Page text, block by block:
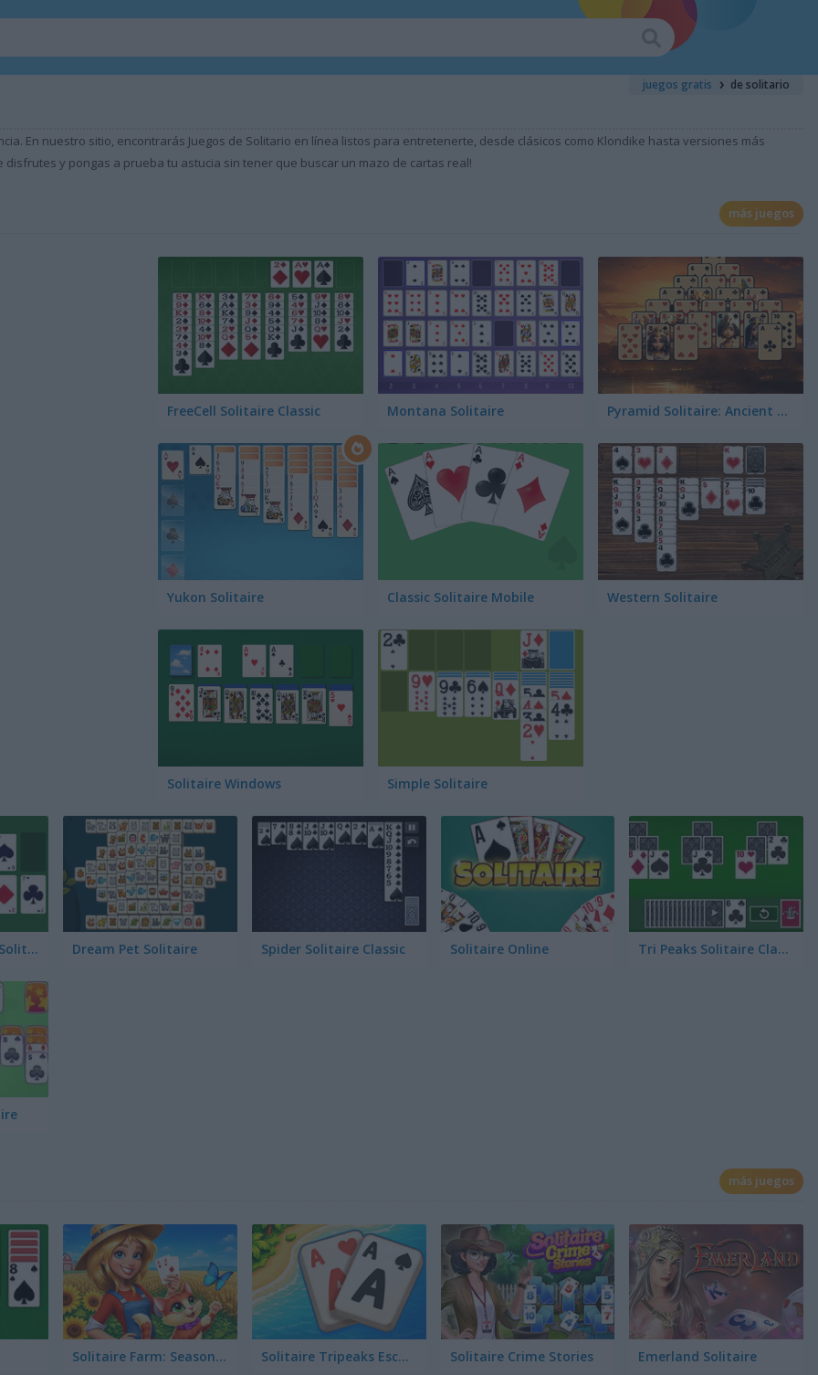
juegos gratis de solitario
En nuestro sitio, encontrarás Juegos de Solitario en línea listos para entretenerte, desde clásicos como Klondike hasta versiones más
disfrutes y pongas a prueba tu astucia sin tener que buscar un mazo de cartas real!
más juegos
FreeCell Solitaire Classic Montana Solitaire Pyramid Solitaire: Ancient Egypt
Yukon Solitaire Classic Solitaire Mobile Western Solitaire
Solitaire Windows Simple Solitaire
Master Addiction Solitaire Dream Pet Solitaire Spider Solitaire Classic Solitaire Online Tri Peaks Solitaire Classic
más juegos
Solitaire Farm: Seasons 5 Solitaire Tripeaks Escapes Solitaire Crime Stories Emerland Solitaire